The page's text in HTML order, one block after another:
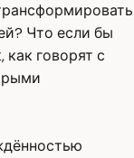
Что если бы
как говорят с